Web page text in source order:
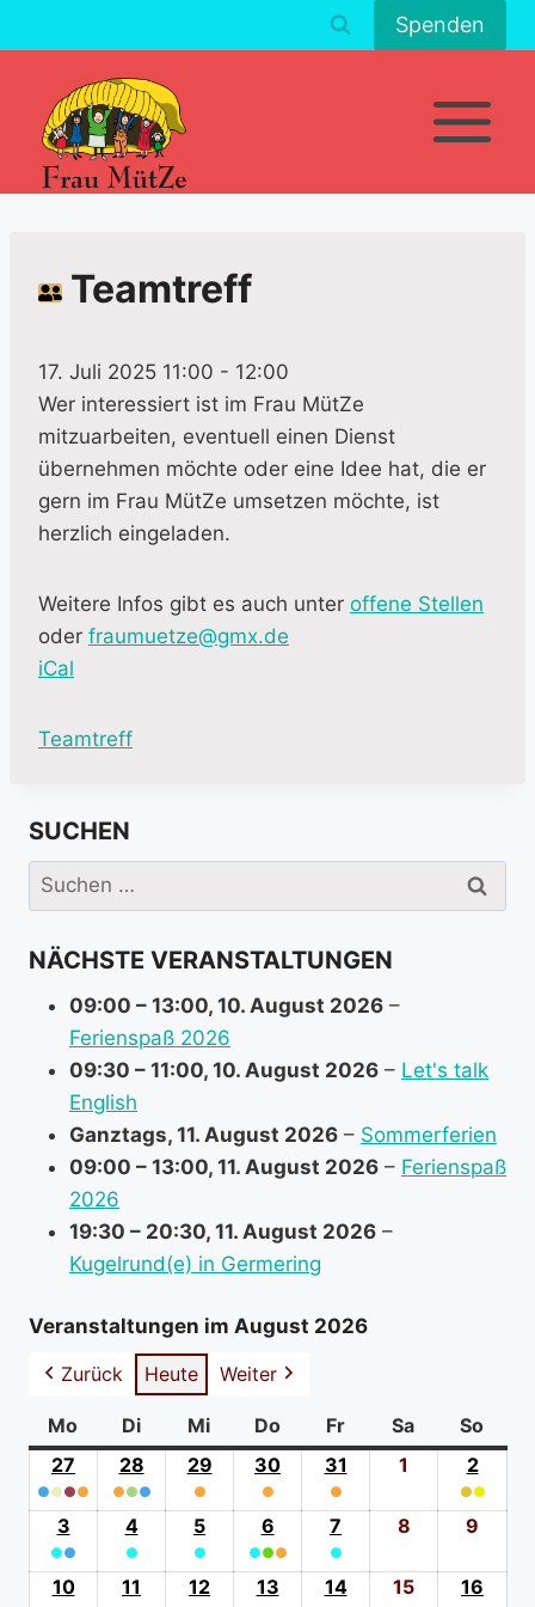
Inhalt
Spenden
Teamtreff
17. Juli 2025 11:00 - 12:00
Wer interessiert ist im Frau MütZe
mitzuarbeiten, eventuell einen Dienst
übernehmen möchte oder eine Idee hat, die er
gern im Frau MütZe umsetzen möchte, ist
herzlich eingeladen.
Weitere Infos gibt es auch unter offene Stellen
oder fraumuetze@gmx.de
iCal
M
e
i
n
o
u
Teamtreff
SUCHEN
Suchen
nach:
NÄCHSTE VERANSTALTUNGEN
09:00 – 13:00, 10. August 2026 –
Ferienspaß 2026
09:30 – 11:00, 10. August 2026 – Let's talk
English
Ganztags, 11. August 2026 – Sommerferien
09:00 – 13:00, 11. August 2026 – Ferienspaß
2026
19:30 – 20:30, 11. August 2026 –
Kugelrund(e) in Germering
Veranstaltungen im August 2026
Zurück
Heute Weiter
Mo Montag
DiDienstag
Mi Mittwoch
DoDonnerstag
FrFreitag
Sa Samstag
So
27
Juli
●●●●
(4
event
categories)
28
Juli
●●●
(3
event
categories)
29
2026
●
(1
event
category)
30
2026
●
(1
event
category)
31
●
(1
event
category)
1
August
2026
22.
●●
(2
3
August
2026
●●
(2
44.
August
2026
●
(1
5
August
2026
●
(1
6
August
2026
●●●
(3
7
2026
●
(1
8
2026
9
2026
1010.
11 12 13 1414.
15 16